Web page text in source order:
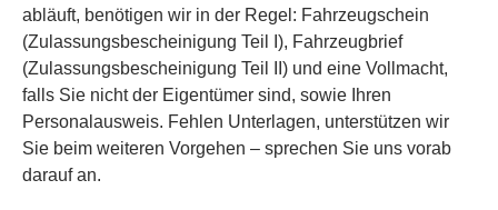
abläuft, benötigen wir in der Regel: Fahrzeugschein
(Zulassungsbescheinigung Teil I), Fahrzeugbrief
(Zulassungsbescheinigung Teil II) und eine Vollmacht,
falls Sie nicht der Eigentümer sind, sowie Ihren
Personalausweis. Fehlen Unterlagen, unterstützen wir
Sie beim weiteren Vorgehen – sprechen Sie uns vorab
darauf an.